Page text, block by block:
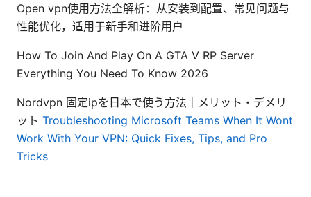
Open vpn使用方法全解析：从安装到配置、常见问题与
性能优化，适用于新手和进阶用户
How To Join And Play On A GTA V RP Server
Everything You Need To Know 2026
Nordvpn 固定ipを日本で使う方法｜メリット・デメリ
ット Troubleshooting Microsoft Teams When It Wont
Work With Your VPN: Quick Fixes, Tips, and Pro
Tricks